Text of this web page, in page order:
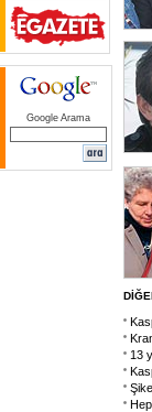
Google Arama
13